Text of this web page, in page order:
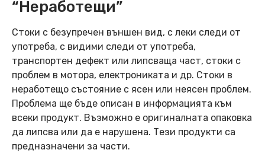
“Неработещи”
Стоки с безупречен външен вид, с леки следи от
употреба, с видими следи от употреба,
транспортен дефект или липсваща част, стоки с
проблем в мотора, електрониката и др. Стоки в
неработещо състояние с ясен или неясен проблем.
Проблема ще бъде описан в информацията към
всеки продукт. Възможно е оригиналната опаковка
да липсва или да е нарушена. Тези продукти са
предназначени за части.